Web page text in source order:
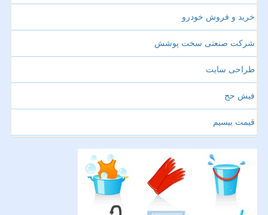
خرید و فروش خودرو
شرکت صنعتی سخت پوشش
طراحی سایت
فیش حج
قیمت بیسیم